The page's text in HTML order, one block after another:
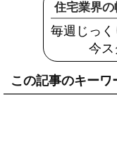
住宅業界
毎週じっく
今ス
この記事のキーワ